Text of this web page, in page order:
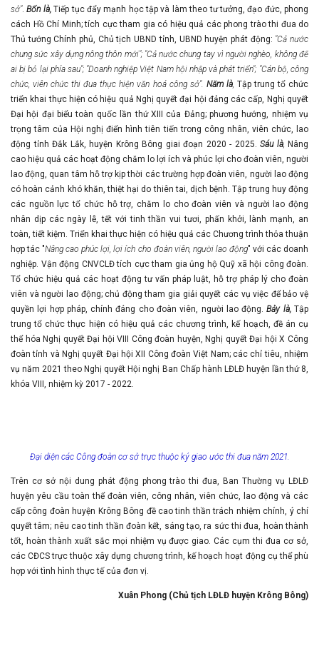
sở".Bốn là,Tiếp tục đẩy mạnh học tập và làm theo tư tưởng, đạo đức, phong
cách Hồ Chí Minh; tích cực tham gia có hiệu quả các phong trào thi đua do
Thủ tướng Chính phủ, Chủ tịch UBND tỉnh, UBND huyện phát động: "Cả nước
chung sức xây dựng nông thôn mới"; "Cả nước chung tay vì người nghèo, không để
ai bị bỏ lại phía sau"; "Doanh nghiệp Việt Nam hội nhập và phát triển"; "Cán bộ, công
chức, viên chức thi đua thực hiện văn hoá công sở". Năm là, Tập trung tổ chức
triển khai thực hiện có hiệu quả Nghị quyết đại hội đảng các cấp, Nghị quyết
Đại hội đại biểu toàn quốc lần thứ XIII của Đảng; phương hướng, nhiệm vụ
trọng tâm của Hội nghị điển hình tiên tiến trong công nhân, viên chức, lao
động tỉnh Đắk Lắk, huyện Krông Bông giai đoạn 2020 - 2025. Sáu là, Nâng
cao hiệu quả các hoạt động chăm lo lợi ích và phúc lợi cho đoàn viên, người
lao động, quan tâm hỗ trợ kịp thời các trường hợp đoàn viên, người lao động
có hoàn cảnh khó khăn, thiệt hại do thiên tai, dịch bệnh. Tập trung huy động
các nguồn lực tổ chức hỗ trợ, chăm lo cho đoàn viên và người lao động
nhân dịp các ngày lễ, tết với tinh thần vui tươi, phấn khởi, lành mạnh, an
toàn, tiết kiệm. Triển khai thực hiện có hiệu quả các Chương trình thỏa thuận
hợp tác "Nâng cao phúc lợi, lợi ích cho đoàn viên, người lao động" với các doanh
nghiệp. Vận động CNVCLĐ tích cực tham gia ủng hộ Quỹ xã hội công đoàn.
Tổ chức hiệu quả các hoạt động tư vấn pháp luật, hỗ trợ pháp lý cho đoàn
viên và người lao động; chủ động tham gia giải quyết các vụ việc để bảo vệ
quyền lợi hợp pháp, chính đáng cho đoàn viên, người lao động.Bảy là,Tập
trung tổ chức thực hiện có hiệu quả các chương trình, kế hoạch, đề án cụ
thể hóa Nghị quyết Đại hội VIII Công đoàn huyện, Nghị quyết Đại hội X Công
đoàn tỉnh và Nghị quyết Đại hội XII Công đoàn Việt Nam; các chỉ tiêu, nhiệm
vụ năm 2021 theo Nghị quyết Hội nghị Ban Chấp hành LĐLĐ huyện lần thứ 8,
khóa VIII, nhiệm kỳ 2017 - 2022.
Đại diện các Công đoàn cơ sở trực thuộc ký giao ước thi đua năm 2021.
Trên cơ sở nội dung phát động phong trào thi đua, Ban Thường vụ LĐLĐ
huyện yêu cầu toàn thể đoàn viên, công nhân, viên chức, lao động và các
cấp công đoàn huyện Krông Bông đề cao tinh thần trách nhiệm chính, ý chí
quyết tâm; nêu cao tinh thần đoàn kết, sáng tạo, ra sức thi đua, hoàn thành
tốt, hoàn thành xuất sắc mọi nhiệm vụ được giao. Các cụm thi đua cơ sở,
các CĐCS trực thuộc xây dựng chương trình, kế hoạch hoạt động cụ thể phù
hợp với tình hình thực tế của đơn vị.
Xuân Phong (Chủ tịch LĐLĐ huyện Krông Bông)